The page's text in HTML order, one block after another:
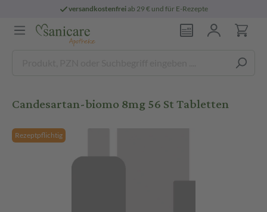
versandkostenfreiab 29 € und für E-Rezepte
Candesartan-biomo 8mg 56 St Tabletten
Rezeptpflichtig